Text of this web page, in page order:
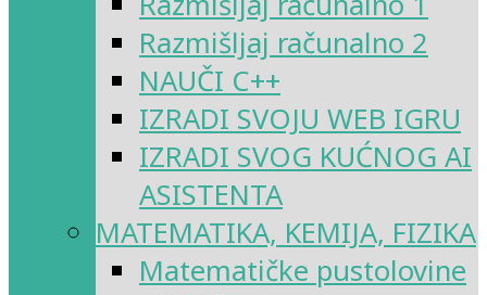
Razmišljaj računalno 2
NAUČI C++
IZRADI SVOJU WEB IGRU
IZRADI SVOG KUĆNOG AI
ASISTENTA
MATEMATIKA, KEMIJA, FIZIKA
Matematičke pustolovine